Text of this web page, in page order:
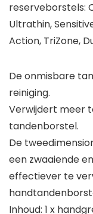
reserveborstels:
Ultrathin,
Action, TriZone,
De onmisbare
reiniging.
Verwijdert meer
tandenborstel.
De
een zwaaiende
effectiever te
Inhoud: 1 x